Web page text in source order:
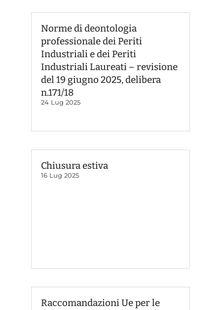
Norme di deontologia
professionale dei Periti
Industriali e dei Periti
Industriali Laureati – revisione
del 19 giugno 2025, delibera
n.171/18
24 Lug 2025
Chiusura estiva
16 Lug 2025
Raccomandazioni Ue per le